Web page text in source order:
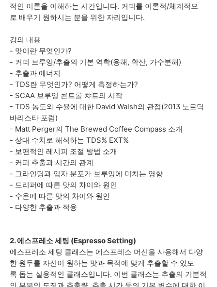
적인 이론을 이해하는 시간입니다. 커피를 이론적/체계적으
로 배우기 원하시는 분을 위한 자리입니다.
강의 내용
- 맛이란 무엇인가?
- 커피 브루잉/추출의 기본 역학(용해, 확산, 가수분해)
- 추출과 에너지
- TDS란 무엇인가? 어떻게 측정하는가?
- SCAA 브루잉 콘트롤 챠트의 시작
- TDS 농도와 수율에 대한 David Walsh의 관점(2013 노르딕
바리스타 포럼)
- Matt Perger의 The Brewed Coffee Compass 소개
- 상대 수치로 해석하는 TDS% EXT%
- 보편적인 레시피 조절 방법 소개
- 커피 추출과 시간의 관계
- 그라인딩과 입자 분포가 브루잉에 미치는 영향
- 드리퍼에 따른 맛의 차이와 원인
- 수온에 따른 맛의 차이와 원인
- 다양한 추출과 적용
2. 에스프레소 세팅 (Espresso Setting)
에스프레소 세팅 클래스는 에스프레소 머신을 사용해서 다양
한 원두를 자신이 원하는 맛과 목적에 맞게 추출할 수 있도
록 돕는 실용적인 클래스입니다. 이번 클래스는 추출의 기본적
인 부분인 도징과 추출량, 추출 시간 등의 기본 변수에 대한 이